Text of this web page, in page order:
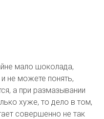
мало шоколада,
не можете понять,
а при размазывании
хуже, то дело в том,
совершенно не так